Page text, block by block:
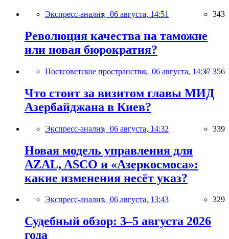
Экспресс-анализ, 06 августа, 14:51 343
Революция качества на таможне
или новая бюрократия?
Постсоветское пространство, 06 августа, 14:37 356
Что стоит за визитом главы МИД
Азербайджана в Киев?
Экспресс-анализ, 06 августа, 14:32 339
Новая модель управления для
AZAL, ASCO и «Азеркосмоса»:
какие изменения несёт указ?
Экспресс-анализ, 06 августа, 13:43 329
Судебный обзор: 3–5 августа 2026
года